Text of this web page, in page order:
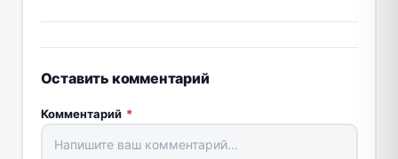
Оставить комментарий
Комментарий *